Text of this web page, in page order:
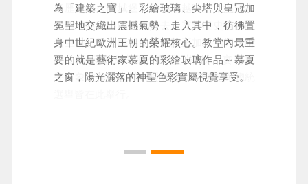
座歷史悠久的城堡，彷彿穿越時空，沉浸在
波西米亞王國的輝煌過去。充滿歷史氛圍的
舊皇宮，依舊能感受歷代國王加冕的輝煌時
刻，展示極致華麗的皇冠、權杖、宴會廳
等，象徵往昔的權力與強盛，現今捷克總統
為「建築之寶」。彩繪玻璃、尖塔與皇冠加
冕聖地交織出震撼氣勢，走入其中，彷彿置
身中世紀歐洲王朝的榮耀核心。教堂內最重
要的就是藝術家慕夏的彩繪玻璃作品～慕夏
之窗，陽光灑落的神聖色彩實屬視覺享受。